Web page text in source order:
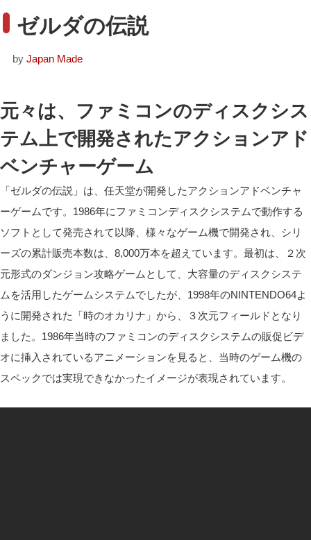
ゼルダの伝説
by Japan Made
元々は、ファミコンのディスクシス
テム上で開発されたアクションアド
ベンチャーゲーム
「ゼルダの伝説」は、任天堂が開発したアクションアドベンチャ
ーゲームです。1986年にファミコンディスクシステムで動作する
ソフトとして発売されて以降、様々なゲーム機で開発され、シリ
ーズの累計販売本数は、8,000万本を超えています。最初は、２次
元形式のダンジョン攻略ゲームとして、大容量のディスクシステ
ムを活用したゲームシステムでしたが、1998年のNINTENDO64よ
うに開発された「時のオカリナ」から、３次元フィールドとなり
ました。1986年当時のファミコンのディスクシステムの販促ビデ
オに挿入されているアニメーションを見ると、当時のゲーム機の
スペックでは実現できなかったイメージが表現されています。